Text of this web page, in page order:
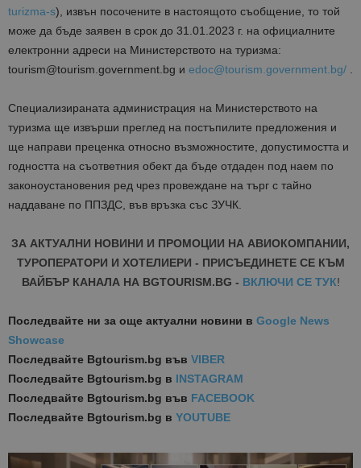
turizma-s), извън посочените в настоящото съобщение, то той
може да бъде заявен в срок до 31.01.2023 г. на официалните
електронни адреси на Министерството на туризма:
tourism@tourism.government.bg и edoc@tourism.government.bg/ .
Специализираната администрация на Министерството на
туризма ще извърши преглед на постъпилите предложения и
ще направи преценка относно възможностите, допустимостта и
годността на съответния обект да бъде отдаден под наем по
законоустановения ред чрез провеждане на търг с тайно
наддаване по ППЗДС, във връзка със ЗУЧК.
ЗА АКТУАЛНИ НОВИНИ И ПРОМОЦИИ НА АВИОКОМПАНИИ,
ТУРОПЕРАТОРИ И ХОТЕЛИЕРИ - ПРИСЪЕДИНЕТЕ СЕ КЪМ
ВАЙБЪР КАНАЛА НА BGTOURISM.BG - ВКЛЮЧИ СЕ ТУК!
Последвайте ни за още актуални новини в Google News
Showcase
Последвайте Bgtourism.bg във VIBER
Последвайте Bgtourism.bg в INSTAGRAM
Последвайте Bgtourism.bg във FACEBOOK
Последвайте Bgtourism.bg в YOUTUBE